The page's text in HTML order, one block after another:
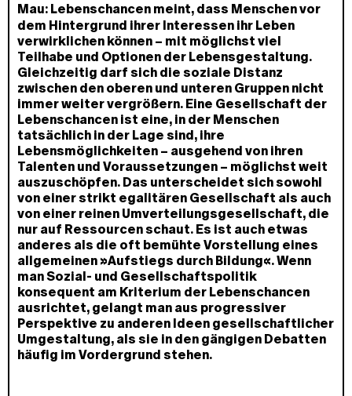
Mau:Lebenschancen meint, dass Menschen vor
dem Hintergrund ihrer Interessen ihr Leben
verwirklichen können – mit möglichst viel
Teilhabe und Optionen der Lebensgestaltung.
Gleichzeitig darf sich die soziale Distanz
zwischen den oberen und unteren Gruppen nicht
immer weiter vergrößern. Eine Gesellschaft der
Lebenschancen ist eine, in der Menschen
tatsächlich in der Lage sind, ihre
Lebensmöglichkeiten – ausgehend von ihren
Talenten und Voraussetzungen – möglichst weit
auszuschöpfen. Das unterscheidet sich sowohl
von einer strikt egalitären Gesellschaft als auch
von einer reinen Umverteilungsgesellschaft, die
nur auf Ressourcen schaut. Es ist auch etwas
anderes als die oft bemühte Vorstellung eines
allgemeinen »Aufstiegs durch Bildung«. Wenn
man Sozial- und Gesellschaftspolitik
konsequent am Kriterium der Lebenschancen
ausrichtet, gelangt man aus progressiver
Perspektive zu anderen Ideen gesellschaftlicher
Umgestaltung, als sie in den gängigen Debatten
häufig im Vordergrund stehen.